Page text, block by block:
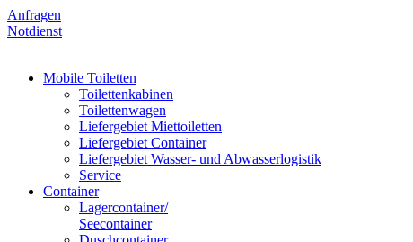
Anfragen
Notdienst
Mobile Toiletten
Toilettenkabinen
Toilettenwagen
Liefergebiet Miettoiletten
Liefergebiet Container
Liefergebiet Wasser- und Abwasserlogistik
Service
Container
Lagercontainer/
Seecontainer